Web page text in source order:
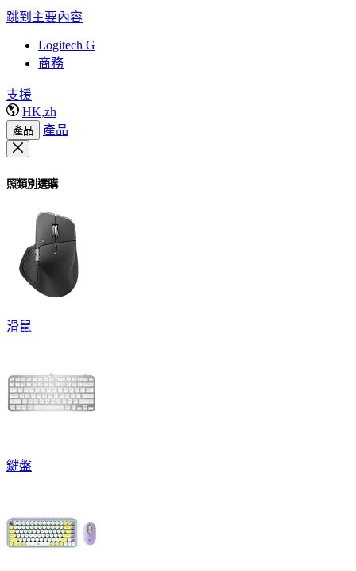
跳到主要內容
Logitech G
商務
支援
HK,zh
產品 產品
照類別選購
滑鼠
鍵盤